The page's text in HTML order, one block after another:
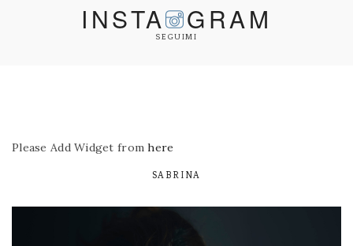
INSTA GRAM
SEGUIMI
Please Add Widget fromhere
SABRINA